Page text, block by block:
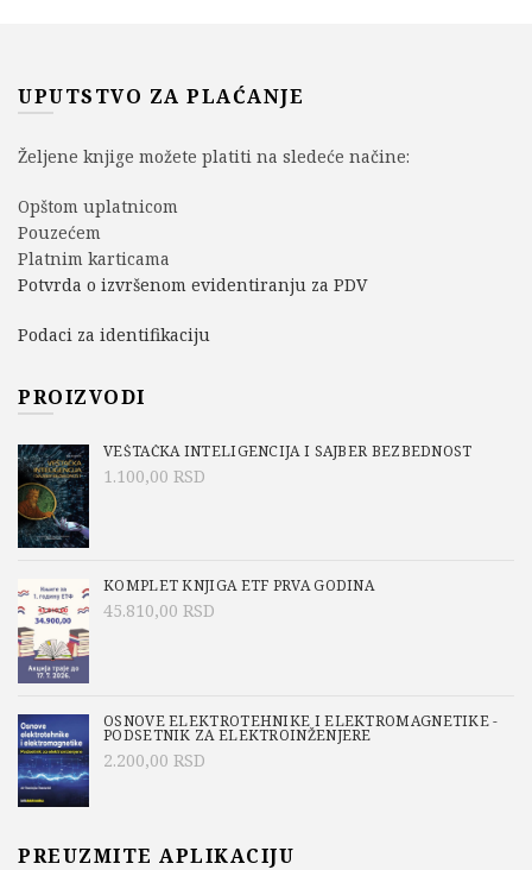
UPUTSTVO ZA PLAĆANJE
Željene knjige možete platiti na sledeće načine:
Opštom uplatnicom
Pouzećem
Platnim karticama
Potvrda o izvršenom evidentiranju za PDV
Podaci za identifikaciju
PROIZVODI
VEŠTAČKA INTELIGENCIJA I SAJBER BEZBEDNOST
1.100,00 RSD
KOMPLET KNJIGA ETF PRVA GODINA
45.810,00 RSD
OSNOVE ELEKTROTEHNIKE I ELEKTROMAGNETIKE -
PODSETNIK ZA ELEKTROINŽENJERE
2.200,00 RSD
PREUZMITE APLIKACIJU